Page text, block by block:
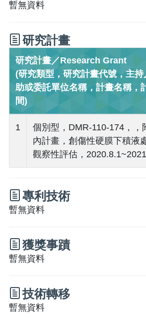
暫無資料
研究計畫
研究計畫／Research Grant
(研究類型，研究計畫代號，主持
助或委託單位名稱，計畫名稱，
間)
1
個別型，DMR-110-174，，
內計畫，創傷性硬膜下積液
觀察性評估，
專利技術
暫無資料
獲獎事蹟
暫無資料
技術轉移
暫無資料